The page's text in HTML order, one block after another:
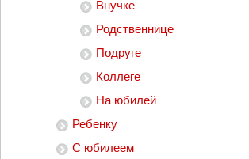
Внучке
Родственнице
Подруге
Коллеге
На юбилей
Ребенку
С юбилеем